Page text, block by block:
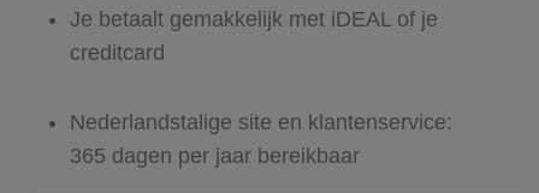
Je betaalt gemakkelijk met iDEAL of je
creditcard
Nederlandstalige site en klantenservice:
365 dagen per jaar bereikbaar